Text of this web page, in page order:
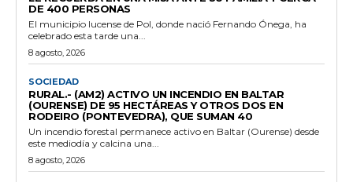
DE 400 PERSONAS
El municipio lucense de Pol, donde nació Fernando Ónega, ha
celebrado esta tarde una...
8 agosto, 2026
SOCIEDAD
RURAL.- (AM2) ACTIVO UN INCENDIO EN BALTAR
(OURENSE) DE 95 HECTÁREAS Y OTROS DOS EN
RODEIRO (PONTEVEDRA), QUE SUMAN 40
Un incendio forestal permanece activo en Baltar (Ourense) desde
este mediodía y calcina una...
8 agosto, 2026